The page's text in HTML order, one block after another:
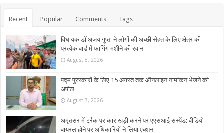
Recent Popular Comments Tags
विधायक डॉ अजय गुप्ता ने लोगों की अच्छी सेहत के लिए क्षेत्र की
प्रत्येक वार्ड में फागिंग मशीने की रवाना
August 8, 2026
पद्म पुरस्कारों के लिए 15 अगस्त तक ऑनलाइन नामांकन भेजने की
अपील
August 7, 2026
अमृतसर में ट्रैक पर कार खड़ी करने पर एएसआई सस्पेंड: वीडियो
वायरल होने पर अधिकारियों ने लिया एक्शन